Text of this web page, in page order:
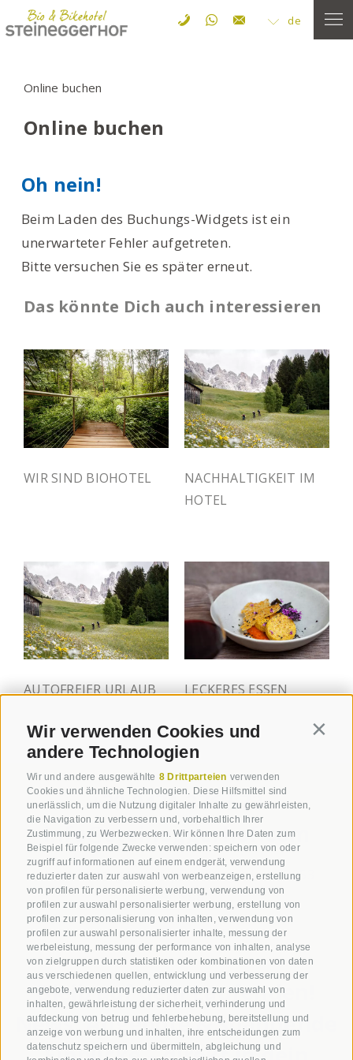
Wir verwenden Cookies und
andere Technologien
Wir und andere ausgewählte 8 Drittparteien verwenden
Cookies und ähnliche Technologien. Diese Hilfsmittel sind
unerlässlich, um die Nutzung digitaler Inhalte zu gewährleisten,
die Navigation zu verbessern und, vorbehaltlich Ihrer
Zustimmung, zu Werbezwecken. Wir können Ihre Daten zum
Beispiel für folgende Zwecke verwenden: speichern von oder
zugriff auf informationen auf einem endgerät, verwendung
reduzierter daten zur auswahl von werbeanzeigen, erstellung
von profilen für personalisierte werbung, verwendung von
profilen zur auswahl personalisierter werbung, erstellung von
profilen zur personalisierung von inhalten, verwendung von
profilen zur auswahl personalisierter inhalte, messung der
werbeleistung, messung der performance von inhalten, analyse
von zielgruppen durch statistiken oder kombinationen von daten
aus verschiedenen quellen, entwicklung und verbesserung der
angebote, verwendung reduzierter daten zur auswahl von
inhalten, gewährleistung der sicherheit, verhinderung und
aufdeckung von betrug und fehlerbehebung, bereitstellung und
anzeige von werbung und inhalten, ihre entscheidungen zum
datenschutz speichern und übermitteln, abgleichung und
de
Online buchen
Online buchen
Oh nein!
Beim Laden des Buchungs-Widgets ist ein
unerwarteter Fehler aufgetreten.
Bitte versuchen Sie es später erneut.
Das könnte Dich auch interessieren
WIR SIND BIOHOTEL
NACHHALTIGKEIT IM
HOTEL
AUTOFREIER URLAUB LECKERES ESSEN
+39 0471 376 573
info@steineggerhof.com
Hotel Steineggerhof | Bühlweg 14-I-39053
Steinegg
LAGE & ANREISE
Bleib auf dem Laufenden!
News, Angebote & spannende